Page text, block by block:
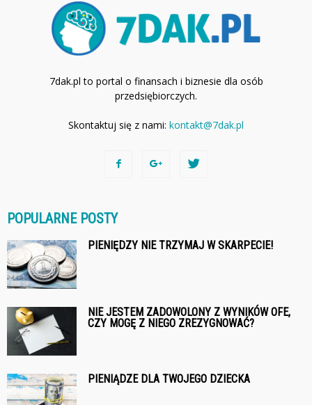
7dak.pl to portal o finansach i biznesie dla osób
przedsiębiorczych.
Skontaktuj się z nami: kontakt@7dak.pl
POPULARNE POSTY
PIENIĘDZY NIE TRZYMAJ W SKARPECIE!
NIE JESTEM ZADOWOLONY Z WYNIKÓW OFE,
CZY MOGĘ Z NIEGO ZREZYGNOWAĆ?
PIENIĄDZE DLA TWOJEGO DZIECKA